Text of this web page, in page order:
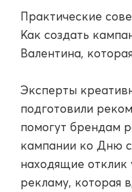
Практические
Как создать
Валентина,
Эксперты
подготовили
помогут брендам
кампании ко Дню
находящие отклик
рекламу, которая